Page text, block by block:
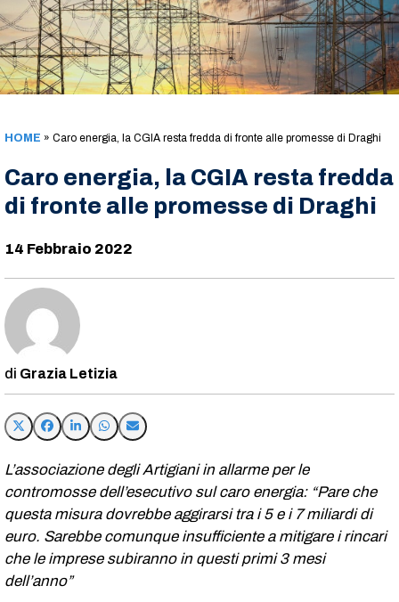
HOME » Caro energia, la CGIA resta fredda di fronte alle promesse di Draghi
Caro energia, la CGIA resta fredda
di fronte alle promesse di Draghi
14 Febbraio 2022
Grazia Letizia
L’associazione degli Artigiani in allarme per le
contromosse dell’esecutivo sul caro energia: “Pare che
questa misura dovrebbe aggirarsi tra i 5 e i 7 miliardi di
euro. Sarebbe comunque insufficiente a mitigare i rincari
che le imprese subiranno in questi primi 3 mesi
dell’anno”